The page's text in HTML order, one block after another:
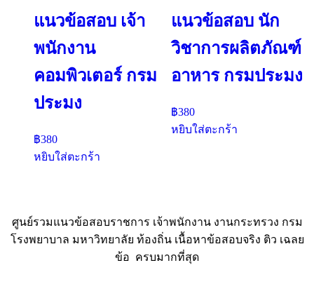
แนวข้อสอบ เจ้า
พนักงาน
คอมพิวเตอร์ กรม
ประมง
฿380
หยิบใส่ตะกร้า
แนวข้อสอบ นัก
วิชาการผลิตภัณฑ์
อาหาร กรมประมง
฿380
หยิบใส่ตะกร้า
ศูนย์รวมแนวข้อสอบราชการ เจ้าพนักงาน งานกระทรวง กรม
โรงพยาบาล มหาวิทยาลัย ท้องถิ่น เนื้อหาข้อสอบจริง ติว เฉลย
ข้อ ครบมากที่สุด